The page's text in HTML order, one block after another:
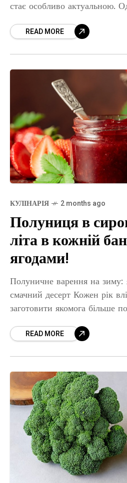
стає особливо актуальною.
без оцтуREAD MORE
КУЛІНАРІЯ 2 months ago
Полуниця в
літа в кожній
ягодами!
Полуничне варення на зиму:
смачний десерт Кожен рік
заготовити якомога більше
насолодитися смаком
READ MORE